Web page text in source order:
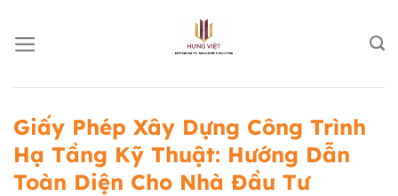
đến
nội
Giấy Phép Xây Dựng Công Trình
Hạ Tầng Kỹ Thuật: Hướng Dẫn
Toàn Diện Cho Nhà Đầu Tư